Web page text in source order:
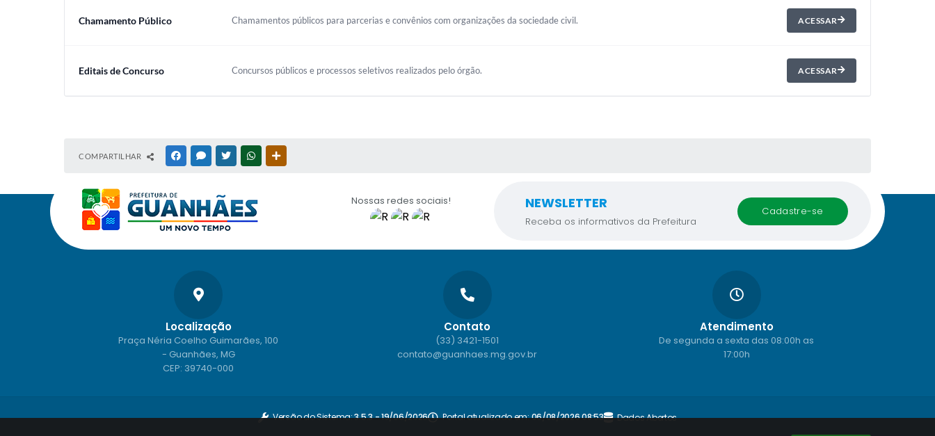
Chamamento Público Chamamentos públicos para parcerias e convênios com organizações da sociedade civil. ACESSAR
Editais de Concurso Concursos públicos e processos seletivos realizados pelo órgão. ACESSAR
COMPARTILHAR FACEBOOKMESSENGER
TWITTERWHATSAPP
Nossas redes sociais! NEWSLETTER
Receba os informativos da Prefeitura
cadastre-se
Localização
Praça Néria Coelho Guimarães, 100
- Guanhães, MG
CEP: 39740-000
Contato
(33) 3421-1501
contato@guanhaes.mg.gov.br
Atendimento
De segunda a sexta das 08:00h as
17:00h
Versão do Sistema:3.5.3 - 19/06/2026 Portal atualizado em:06/08/2026 08:53 Dados Abertos